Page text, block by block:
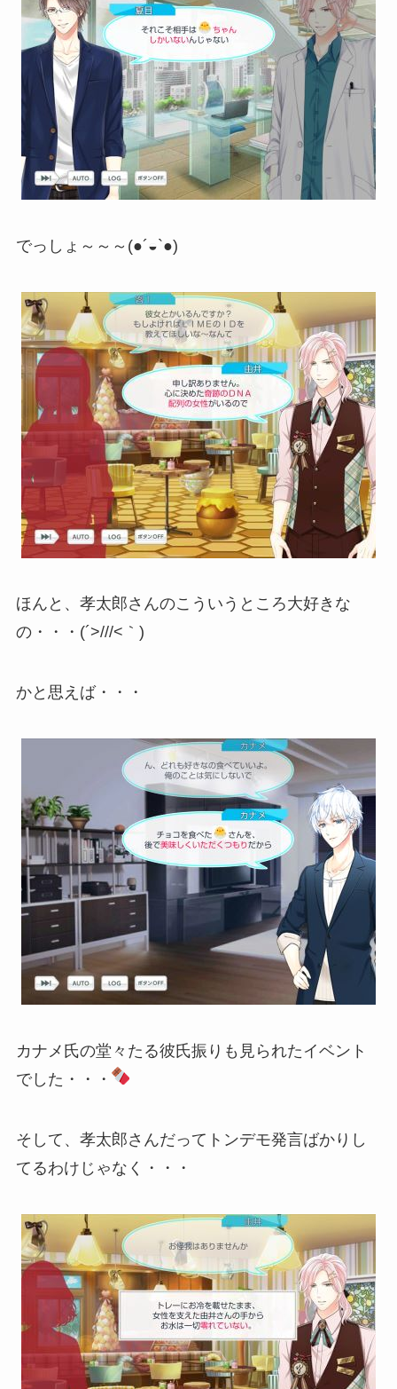
でっしょ～～～(●´◒`●)
ほんと、孝太郎さんのこういうところ大好きな
の・・・(´>///<｀)
かと思えば・・・
カナメ氏の堂々たる彼氏振りも見られたイベント
でした・・・
そして、孝太郎さんだってトンデモ発言ばかりし
てるわけじゃなく・・・